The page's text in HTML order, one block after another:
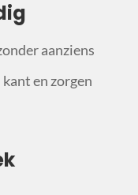
aanziens
en zorgen